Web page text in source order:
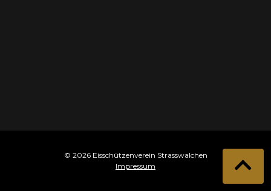
© 2026 Eisschützenverein Strasswalchen
Impressum